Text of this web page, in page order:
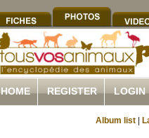
HOME REGISTER LOGIN
Album list